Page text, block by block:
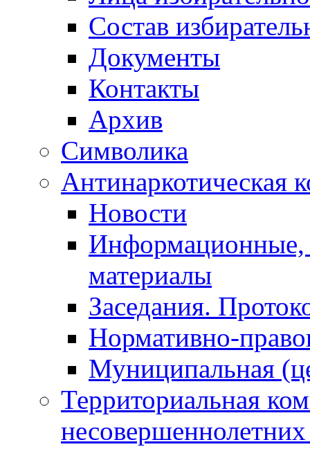
Состав
Документы
Контакты
Архив
Символика
Антинаркотическая
Новости
Информационные,
материалы
Заседания.
Нормативно-
Муниципальная
Территориальная